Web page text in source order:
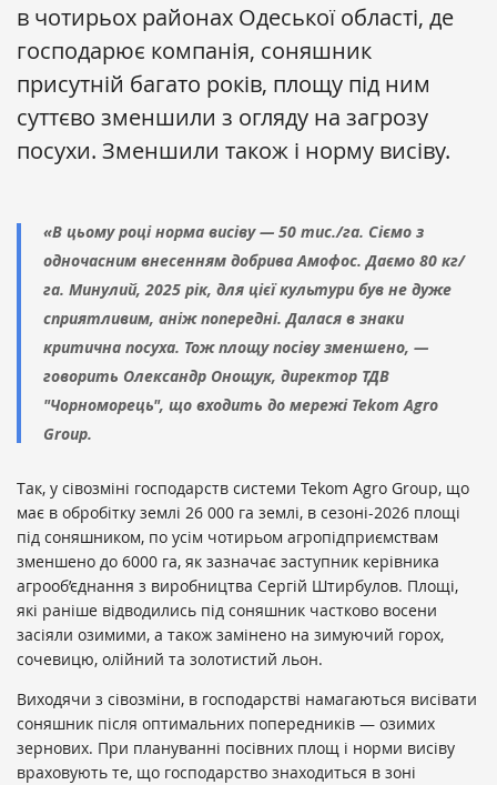
в чотирьох районах Одеської області, де
господарює компанія, соняшник
присутній багато років, площу під ним
суттєво зменшили з огляду на загрозу
посухи. Зменшили також і норму висіву.
«В цьому році норма висіву — 50 тис./га. Сіємо з
одночасним внесенням добрива Амофос. Даємо 80 кг/
га. Минулий, 2025 рік, для цієї культури був не дуже
сприятливим, аніж попередні. Далася в знаки
критична посуха. Тож площу посіву зменшено, —
говорить Олександр Онощук, директор ТДВ
"Чорноморець", що входить до мережі Tekom Agro
Group.
Так, у сівозміні господарств системи Tekom Agro Group, що
має в обробітку землі 26 000 га землі, в сезоні-2026 площі
під соняшником, по усім чотирьом агропідприємствам
зменшено до 6000 га, як зазначає заступник керівника
агрооб’єднання з виробництва Сергій Штирбулов. Площі,
які раніше відводились під соняшник частково восени
засіяли озимими, а також замінено на зимуючий горох,
сочевицю, олійний та золотистий льон.
Виходячи з сівозміни, в господарстві намагаються висівати
соняшник після оптимальних попередників — озимих
зернових. При плануванні посівних площ і норми висіву
враховують те, що господарство знаходиться в зоні